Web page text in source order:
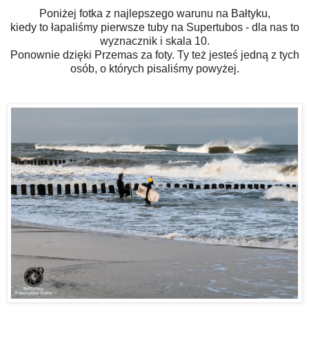
Poniżej fotka z najlepszego warunu na Bałtyku,
kiedy to łapaliśmy pierwsze tuby na Supertubos - dla nas to
wyznacznik i skala 10.
Ponownie dzięki Przemas za foty. Ty też jesteś jedną z tych
osób, o których pisaliśmy powyżej.